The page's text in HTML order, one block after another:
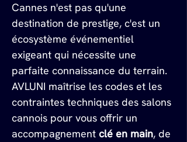
Cannes n'est pas qu'une
destination de prestige, c'est un
écosystème événementiel
exigeant qui nécessite une
parfaite connaissance du terrain.
AVLUNI maîtrise les codes et les
contraintes techniques des salons
cannois pour vous offrir un
accompagnement clé en main, de